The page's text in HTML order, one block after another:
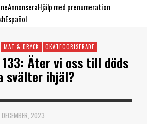
AnnonseraHjälp med prenumeration
Español
MAT & DRYCK OKATEGORISERADE
133: Äter vi oss till döds
svälter ihjäl?
2023